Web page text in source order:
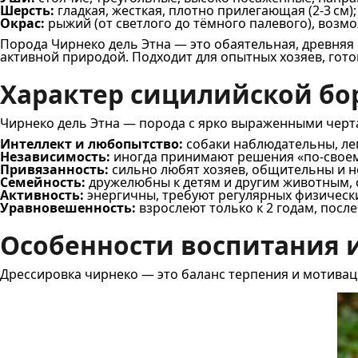
Шерсть: гладкая, жесткая, плотно прилегающая (2-3 см);
Окрас: рыжий (от светлого до тёмного палевого),
Порода Чирнеко дель Этна — это обаятельная,
активной природой. Подходит для опытных хозяев,
Характер сицилийской
Чирнеко дель Этна — порода с ярко выраженными
Интеллект и любопытство: собаки наблюдательны,
Независимость: иногда принимают решения «по-
Привязанность: сильно любят хозяев, общительны и
Семейность: дружелюбны к детям и другим
Активность: энергичны, требуют регулярных
Уравновешенность: взрослеют только к 2 годам,
Особенности воспитания
Дрессировка чирнеко — это баланс терпения и